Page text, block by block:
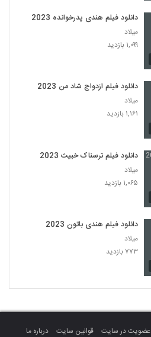
دانلود فیلم هندی پدرخوانده 2023
میلاد
۱,۰۹۹ بازدید
دانلود فیلم ازدواج شاد من 2023
میلاد
۱,۱۶۱ بازدید
دانلود فیلم ترسناک خبیث 2023
میلاد
۱,۰۶۵ بازدید
دانلود فیلم هندی باتون 2023
میلاد
۷۷۳ بازدید
عضویت در سایت قوانین سایت درباره ما